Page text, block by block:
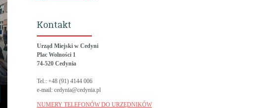
Kontakt
Urząd Miejski w Cedyni
Plac Wolności 1
74-520 Cedynia
Tel.: +48 (91) 4144 006
e-mail: cedynia@cedynia.pl
NUMERY TELEFONÓW DO URZĘDNIKÓW